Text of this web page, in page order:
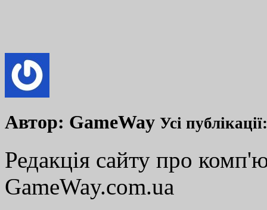
Автор: GameWay Усі
Редакція сайту про
GameWay.com.ua